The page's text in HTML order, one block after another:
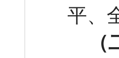
平、